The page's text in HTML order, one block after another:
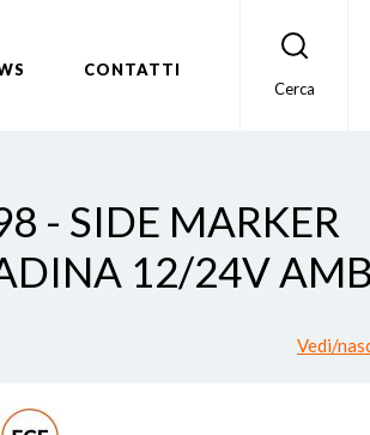
CONTATTI
Cerca
- SIDE MARKER
12/24V
Vedi/